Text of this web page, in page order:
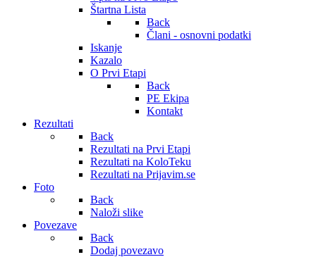
Štartna Lista
Back
Člani - osnovni podatki
Iskanje
Kazalo
O Prvi Etapi
Back
PE Ekipa
Kontakt
Rezultati
Back
Rezultati na Prvi Etapi
Rezultati na KoloTeku
Rezultati na Prijavim.se
Foto
Back
Naloži slike
Povezave
Back
Dodaj povezavo